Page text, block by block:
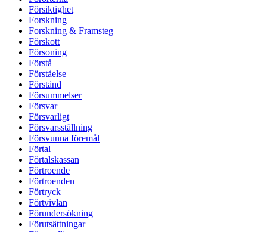
Försiktighet
Forskning
Forskning & Framsteg
Förskott
Försoning
Förstå
Förståelse
Förstånd
Försummelser
Försvar
Försvarligt
Försvarsställning
Försvunna föremål
Förtal
Förtalskassan
Förtroende
Förtroenden
Förtryck
Förtvivlan
Förundersökning
Förutsättningar